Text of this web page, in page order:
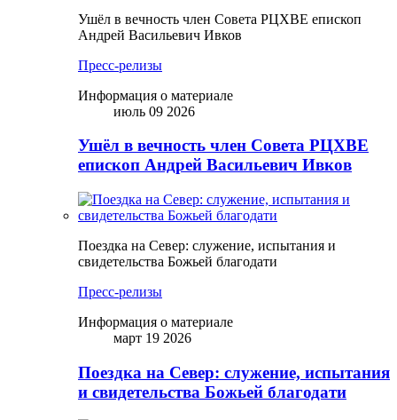
Ушёл в вечность член Совета РЦХВЕ епископ
Андрей Васильевич Ивков
Пресс-релизы
Информация о материале
июль 09 2026
Ушёл в вечность член Совета РЦХВЕ
епископ Андрей Васильевич Ивков
Поездка на Север: служение, испытания и
свидетельства Божьей благодати
Пресс-релизы
Информация о материале
март 19 2026
Поездка на Север: служение, испытания
и свидетельства Божьей благодати